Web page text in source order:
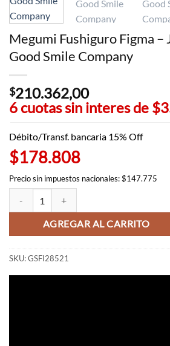
Megumi Fushiguro Figma –
Good Smile Company
$210.362,00
6 cuotas sin interes de
Débito/Transf. bancaria 15% Off
$178.808
Precio sin impuestos nacionales: $147.775
Megumi Fushiguro Figma - Jujutsu
AGREGAR AL CARRITO
SKU:GSFI28521